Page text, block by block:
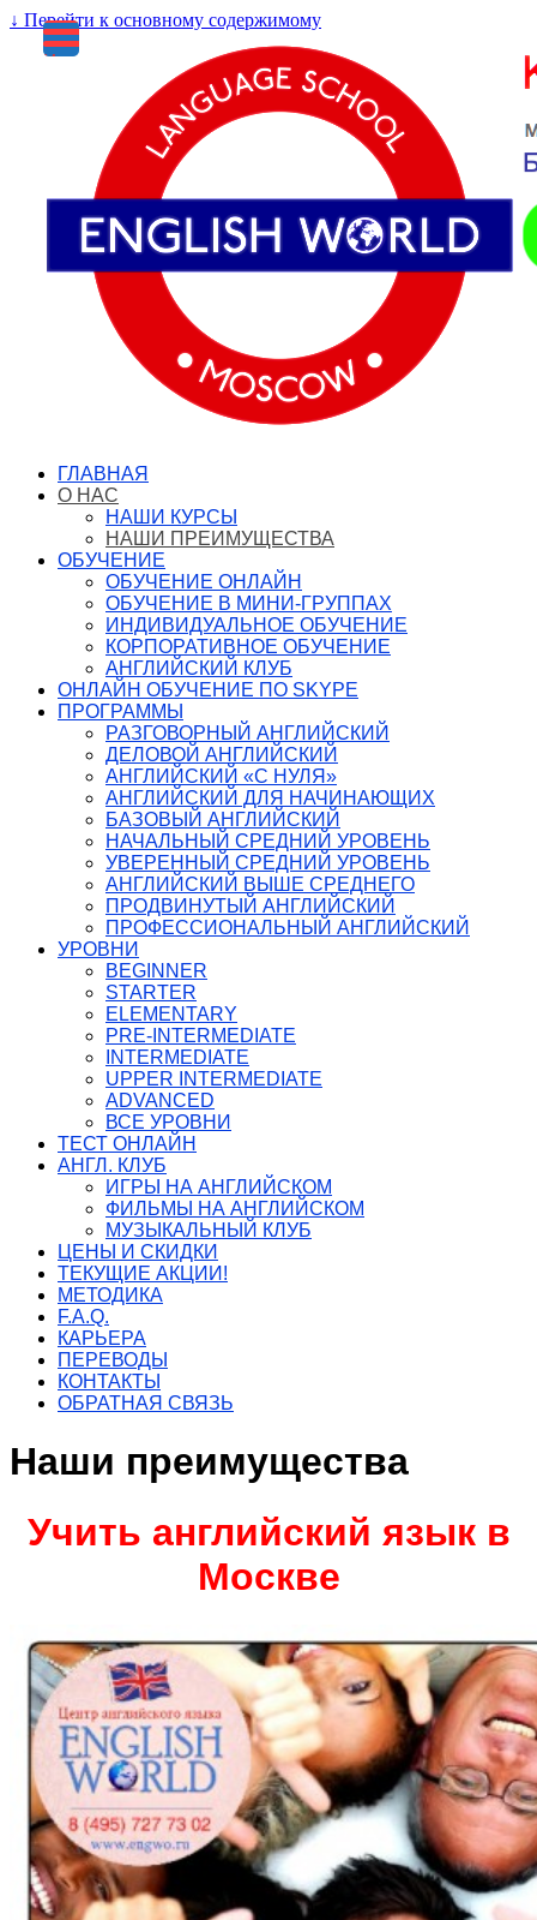
↓ Перейти к основному содержимому
ГЛАВНАЯ
О НАС
НАШИ КУРСЫ
НАШИ ПРЕИМУЩЕСТВА
ОБУЧЕНИЕ
ОБУЧЕНИЕ ОНЛАЙН
ОБУЧЕНИЕ В МИНИ-ГРУППАХ
ИНДИВИДУАЛЬНОЕ ОБУЧЕНИЕ
КОРПОРАТИВНОЕ ОБУЧЕНИЕ
АНГЛИЙСКИЙ КЛУБ
ОНЛАЙН ОБУЧЕНИЕ ПО SKYPE
ПРОГРАММЫ
РАЗГОВОРНЫЙ АНГЛИЙСКИЙ
ДЕЛОВОЙ АНГЛИЙСКИЙ
АНГЛИЙСКИЙ «С НУЛЯ»
АНГЛИЙСКИЙ ДЛЯ НАЧИНАЮЩИХ
БАЗОВЫЙ АНГЛИЙСКИЙ
НАЧАЛЬНЫЙ СРЕДНИЙ УРОВЕНЬ
УВЕРЕННЫЙ СРЕДНИЙ УРОВЕНЬ
АНГЛИЙСКИЙ ВЫШЕ СРЕДНЕГО
ПРОДВИНУТЫЙ АНГЛИЙСКИЙ
ПРОФЕССИОНАЛЬНЫЙ АНГЛИЙСКИЙ
УРОВНИ
BEGINNER
STARTER
ELEMENTARY
PRE-INTERMEDIATE
INTERMEDIATE
UPPER INTERMEDIATE
ADVANCED
ВСЕ УРОВНИ
ТЕСТ ОНЛАЙН
АНГЛ. КЛУБ
ИГРЫ НА АНГЛИЙСКОМ
ФИЛЬМЫ НА АНГЛИЙСКОМ
МУЗЫКАЛЬНЫЙ КЛУБ
ЦЕНЫ И СКИДКИ
ТЕКУЩИЕ АКЦИИ!
МЕТОДИКА
F.A.Q.
КАРЬЕРА
ПЕРЕВОДЫ
КОНТАКТЫ
ОБРАТНАЯ СВЯЗЬ
Наши преимущества
Учить английский язык в
Москве
Меню